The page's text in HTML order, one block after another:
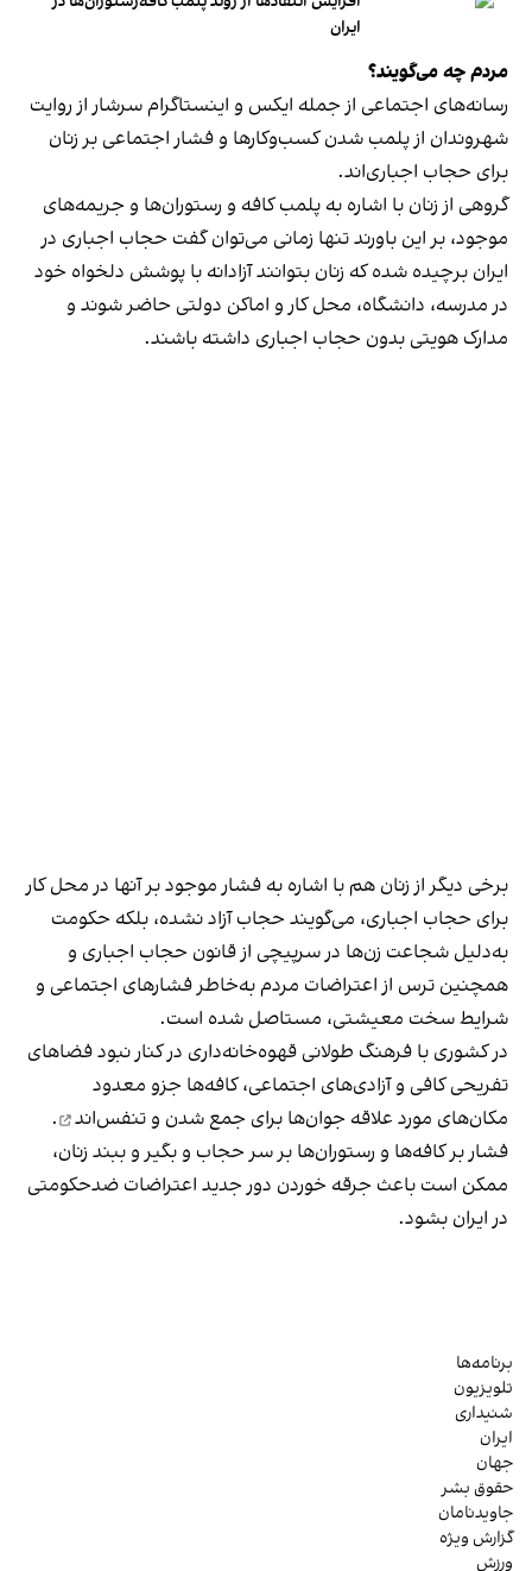
ایران
مردم چه می‌گویند؟
رسانه‎‌های اجتماعی از جمله ایکس و اینستاگرام سرشار از روایت
شهروندان از پلمب شدن کسب‌وکارها و فشار اجتماعی بر زنان
برای حجاب اجباری‌اند.
گروهی از زنان با اشاره به پلمب کافه و رستوران‌ها و جریمه‌های
موجود، بر این باورند تنها زمانی می‌توان گفت حجاب اجباری در
ایران برچیده شده که زنان بتوانند آزادانه با پوشش دلخواه خود
در مدرسه، دانشگاه، محل کار و اماکن دولتی حاضر شوند و
مدارک هویتی بدون حجاب اجباری داشته باشند.
برخی دیگر از زنان هم با اشاره به فشار موجود بر آنها در محل کار
برای حجاب اجباری، می‌گویند حجاب آزاد نشده، بلکه حکومت
به‌دلیل شجاعت زن‌ها در سرپیچی از قانون حجاب اجباری و
همچنین ترس از اعتراضات مردم به‌خاطر فشارهای اجتماعی و
شرایط سخت معیشتی، مستاصل شده است.
در کشوری با فرهنگ طولانی قهوه‌‌خانه‌داری در کنار نبود فضاهای
تفریحی کافی و آزادی‌های اجتماعی، کافه‌ها جزو معدود
مکان‌های مورد علاقه جوان‌ها برای جمع شدن و تنفس‌اند
.
فشار بر کافه‌ها و رستوران‌ها بر سر حجاب و بگیر و ببند زنان،
ممکن است باعث جرقه خوردن دور جدید اعتراضات ضدحکومتی
در ایران بشود.
برنامه‌ها
تلویزیون
شنیداری
ایران
جهان
حقوق بشر
جاویدنامان
گزارش ویژه
ورزش